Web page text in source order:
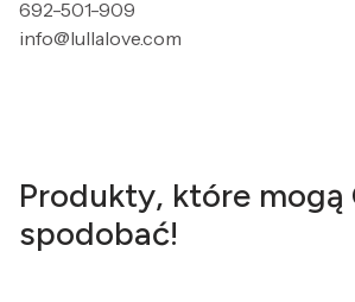
692-501-909
info@lullalove.com
Produkty, które mogą
spodobać!